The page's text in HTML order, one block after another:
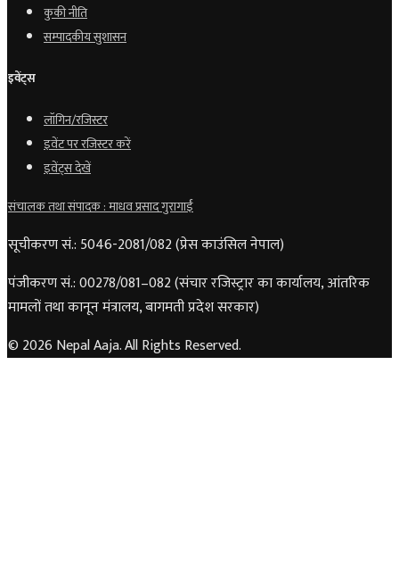
कुकी नीति
सम्पादकीय सुशासन
इवेंट्स
लॉगिन/रजिस्टर
इवेंट पर रजिस्टर करें
इवेंट्स देखें
संचालक तथा संपादक : माधव प्रसाद गुरागाईं
सूचीकरण सं.: 5046-2081/082 (प्रेस काउंसिल नेपाल)
पंजीकरण सं.: 00278/081–082 (संचार रजिस्ट्रार का कार्यालय, आंतरिक
मामलों तथा कानून मंत्रालय, बागमती प्रदेश सरकार)
© 2026 Nepal Aaja. All Rights Reserved.